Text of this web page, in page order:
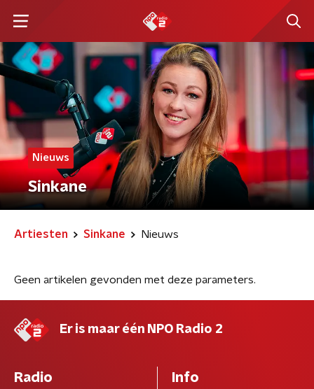
Nieuws
Sinkane
Artiesten Sinkane Nieuws
Geen artikelen gevonden met deze parameters.
Er is maar één NPO Radio 2
Radio Info